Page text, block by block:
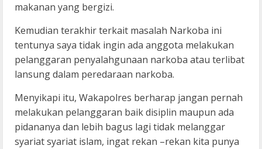
makanan yang bergizi.
Kemudian terakhir terkait masalah Narkoba ini
tentunya saya tidak ingin ada anggota melakukan
pelanggaran penyalahgunaan narkoba atau terlibat
lansung dalam peredaraan narkoba.
Menyikapi itu, Wakapolres berharap jangan pernah
melakukan pelanggaran baik disiplin maupun ada
pidananya dan lebih bagus lagi tidak melanggar
syariat syariat islam, ingat rekan –rekan kita punya